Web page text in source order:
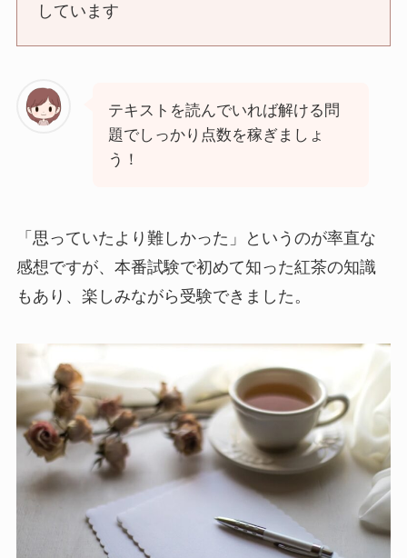
しています
テキストを読んでいれば解ける問
題でしっかり点数を稼ぎましょ
う！
「思っていたより難しかった」というのが率直な
感想ですが、本番試験で初めて知った紅茶の知識
もあり、楽しみながら受験できました。